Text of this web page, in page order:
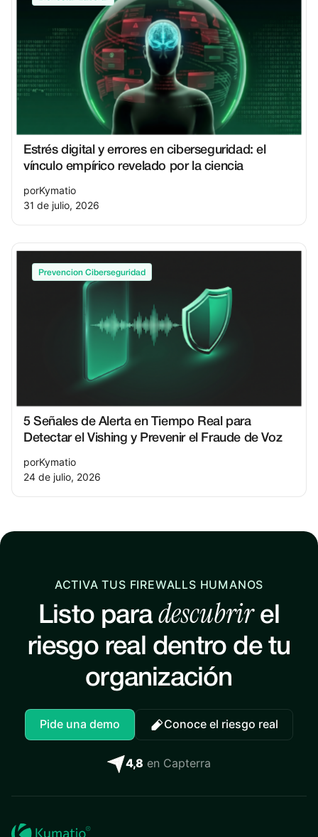
Estrés digital y errores en ciberseguridad: el
vínculo empírico revelado por la ciencia
porKymatio
31 de julio, 2026
Prevencion Ciberseguridad
5 Señales de Alerta en Tiempo Real para
Detectar el Vishing y Prevenir el Fraude de Voz
porKymatio
24 de julio, 2026
ACTIVA TUS FIREWALLS HUMANOS
Listo paradescubrirel
riesgo real dentro de tu
organización
Pide una demo Conoce el riesgo real
4,8 en Capterra